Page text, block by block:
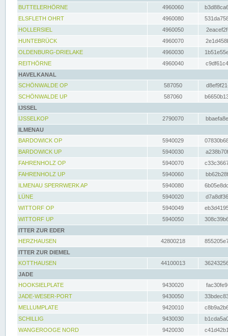
BUTTELERHÖRNE
4960060
ELSFLETH OHRT
4960080
HOLLERSIEL
4960050
HUNTEBRÜCK
4960070
OLDENBURG-DRIELAKE
4960030
REITHÖRNE
4960040
HAVELKANAL
SCHÖNWALDE OP
587050
SCHÖNWALDE UP
587060
IJSSEL
IJSSELKOP
2790070
ILMENAU
BARDOWICK OP
5940029
BARDOWICK UP
5940030
FAHRENHOLZ OP
5940070
FAHRENHOLZ UP
5940060
ILMENAU SPERRWERK AP
5940080
LÜNE
5940020
WITTORF OP
5940049
WITTORF UP
5940050
ITTER ZUR EDER
HERZHAUSEN
42800218
ITTER ZUR DIEMEL
KOTTHAUSEN
44100013
JADE
HOOKSIELPLATE
9430020
JADE-WESER-PORT
9430050
MELLUMPLATE
9420010
SCHILLIG
9430030
WANGEROOGE NORD
9420030